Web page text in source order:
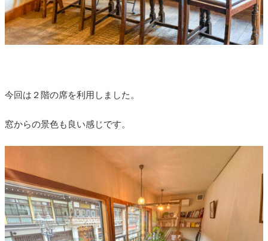
今回は２階の席を利用しました。
窓からの景色も良い感じです。